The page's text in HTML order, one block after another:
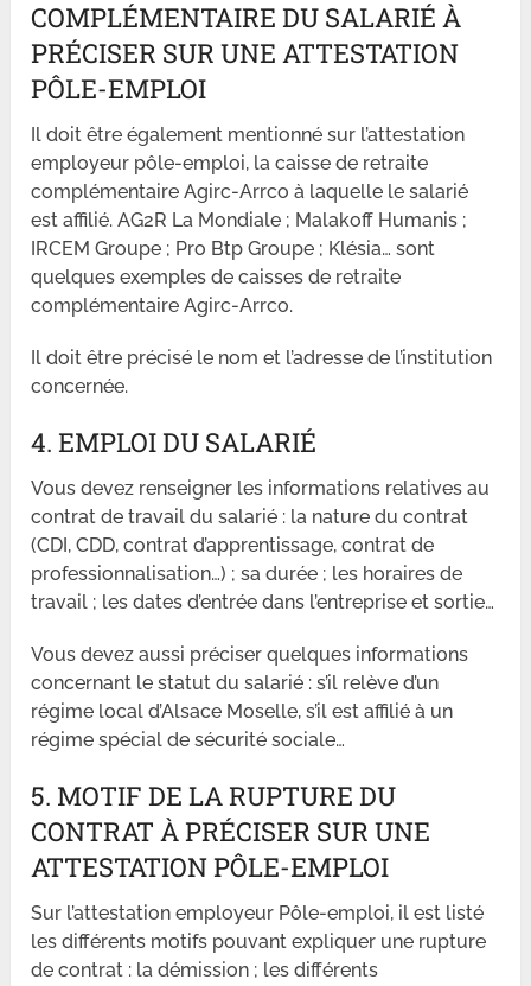
COMPLÉMENTAIRE DU SALARIÉ À
PRÉCISER SUR UNE ATTESTATION
PÔLE-EMPLOI
Il doit être également mentionné sur l’attestation
employeur pôle-emploi, la caisse de retraite
complémentaire Agirc-Arrco à laquelle le salarié
est affilié. AG2R La Mondiale ; Malakoff Humanis ;
IRCEM Groupe ; Pro Btp Groupe ; Klésia… sont
quelques exemples de caisses de retraite
complémentaire Agirc-Arrco.
Il doit être précisé le nom et l’adresse de l’institution
concernée.
4. EMPLOI DU SALARIÉ
Vous devez renseigner les informations relatives au
contrat de travail du salarié : la nature du contrat
(CDI, CDD, contrat d’apprentissage, contrat de
professionnalisation…) ; sa durée ; les horaires de
travail ; les dates d’entrée dans l’entreprise et sortie…
Vous devez aussi préciser quelques informations
concernant le statut du salarié : s’il relève d’un
régime local d’Alsace Moselle, s’il est affilié à un
régime spécial de sécurité sociale…
5. MOTIF DE LA RUPTURE DU
CONTRAT À PRÉCISER SUR UNE
ATTESTATION PÔLE-EMPLOI
Sur l’attestation employeur Pôle-emploi, il est listé
les différents motifs pouvant expliquer une rupture
de contrat : la démission ; les différents